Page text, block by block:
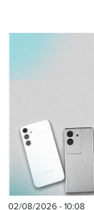
02/08/2026 - 10:08